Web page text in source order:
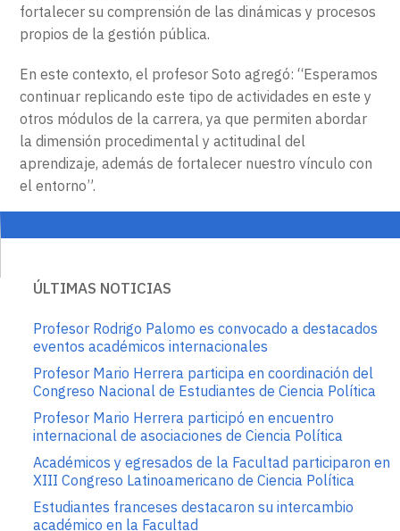
fortalecer su comprensión de las dinámicas y procesos
propios de la gestión pública.
En este contexto, el profesor Soto agregó: “Esperamos
continuar replicando este tipo de actividades en este y
otros módulos de la carrera, ya que permiten abordar
la dimensión procedimental y actitudinal del
aprendizaje, además de fortalecer nuestro vínculo con
el entorno”.
ÚLTIMAS NOTICIAS
Profesor Rodrigo Palomo es convocado a destacados
eventos académicos internacionales
Profesor Mario Herrera participa en coordinación del
Congreso Nacional de Estudiantes de Ciencia Política
Profesor Mario Herrera participó en encuentro
internacional de asociaciones de Ciencia Política
Académicos y egresados de la Facultad participaron en
XIII Congreso Latinoamericano de Ciencia Política
Estudiantes franceses destacaron su intercambio
académico en la Facultad